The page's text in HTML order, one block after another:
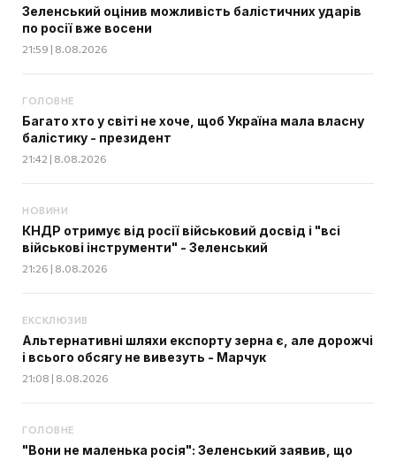
Зеленський оцінив можливість балістичних ударів
по росії вже восени
21:59 | 8.08.2026
ГОЛОВНЕ
Багато хто у світі не хоче, щоб Україна мала власну
балістику - президент
21:42 | 8.08.2026
НОВИНИ
КНДР отримує від росії військовий досвід і "всі
військові інструменти" - Зеленський
21:26 | 8.08.2026
ЕКСКЛЮЗИВ
Альтернативні шляхи експорту зерна є, але дорожчі
і всього обсягу не вивезуть - Марчук
21:08 | 8.08.2026
ГОЛОВНЕ
"Вони не маленька росія": Зеленський заявив, що